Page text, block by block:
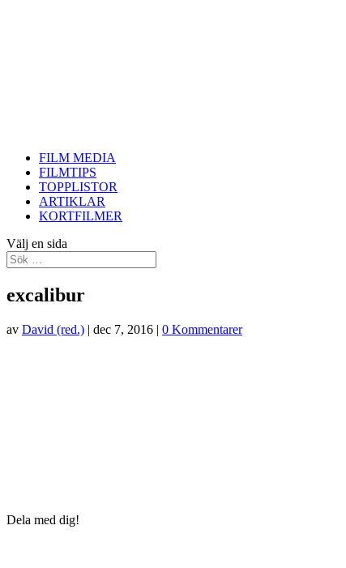
FILM MEDIA
FILMTIPS
TOPPLISTOR
ARTIKLAR
KORTFILMER
Välj en sida
excalibur
av David (red.) | dec 7, 2016 | 0 Kommentarer
Dela med dig!